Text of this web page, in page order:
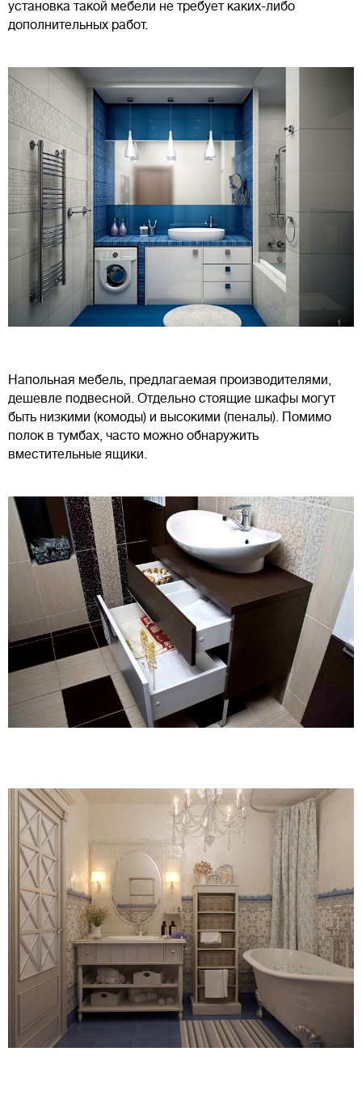
установка такой мебели не требует каких-либо
дополнительных работ.
Напольная мебель, предлагаемая производителями,
дешевле подвесной. Отдельно стоящие шкафы могут
быть низкими (комоды) и высокими (пеналы). Помимо
полок в тумбах, часто можно обнаружить
вместительные ящики.